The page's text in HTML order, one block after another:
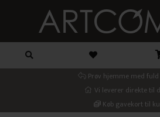
Prøv hjemme med
Vi leverer direkte til
Køb gavekort til